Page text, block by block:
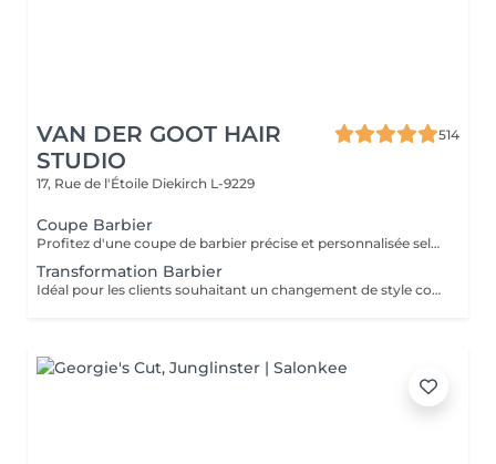
VAN DER GOOT HAIR
STUDIO
514
17, Rue de l'Étoile Diekirch L-9229
Coupe Barbier
Profitez d'une coupe de barbier précise et personnalisée selon votre style. Des dégradés nets aux coupes classiques, chaque détail est travaillé avec précision pour un résultat propre et élégant. La coupe est finalisée par un styling professionnel afin de garantir une coiffure nette et facile à entretenir.
Transformation Barbier
Idéal pour les clients souhaitant un changement de style complet, notamment lors du passage de cheveux longs à une coupe plus courte et structurée. Votre barbier prendra le temps de vous conseiller afin de créer une coupe adaptée à votre visage et vous guidera sur la manière de coiffer et d'entretenir votre nouveau look au quotidien.